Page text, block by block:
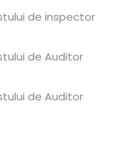
de inspector
de Auditor
de Auditor